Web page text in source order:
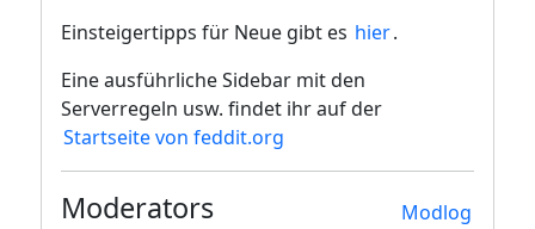
Einsteigertipps für Neue gibt es hier.
Eine ausführliche Sidebar mit den
Serverregeln usw. findet ihr auf der
Startseite von feddit.org
Modlog
Moderators